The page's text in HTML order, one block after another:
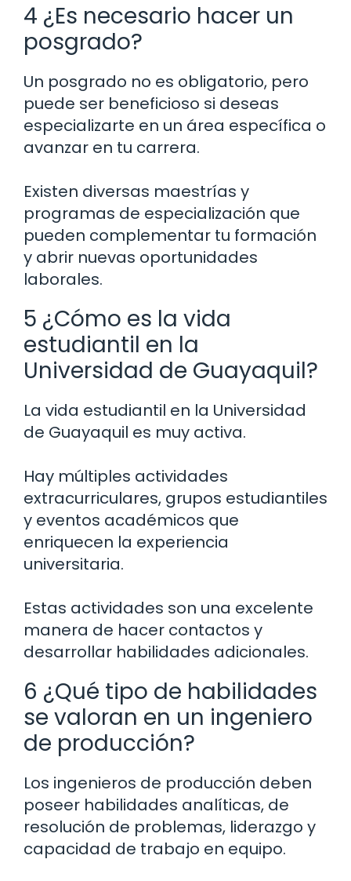
4 ¿Es necesario hacer un
posgrado?
Un posgrado no es obligatorio, pero
puede ser beneficioso si deseas
especializarte en un área específica o
avanzar en tu carrera.
Existen diversas maestrías y
programas de especialización que
pueden complementar tu formación
y abrir nuevas oportunidades
laborales.
5 ¿Cómo es la vida
estudiantil en la
Universidad de Guayaquil?
La vida estudiantil en la Universidad
de Guayaquil es muy activa.
Hay múltiples actividades
extracurriculares, grupos estudiantiles
y eventos académicos que
enriquecen la experiencia
universitaria.
Estas actividades son una excelente
manera de hacer contactos y
desarrollar habilidades adicionales.
6 ¿Qué tipo de habilidades
se valoran en un ingeniero
de producción?
Los ingenieros de producción deben
poseer habilidades analíticas, de
resolución de problemas, liderazgo y
capacidad de trabajo en equipo.